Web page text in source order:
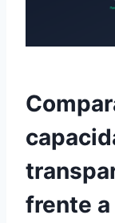
frente a